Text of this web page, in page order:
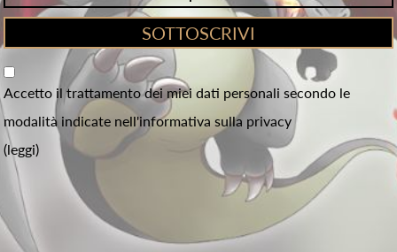
Accetto il trattamento dei miei dati personali secondo le
modalità indicate nell'informativa sulla privacy
(leggi)